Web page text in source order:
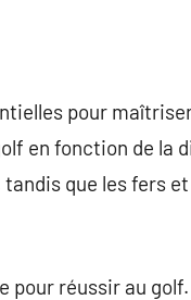
pour
en fonction de la
que les fers
pour réussir au